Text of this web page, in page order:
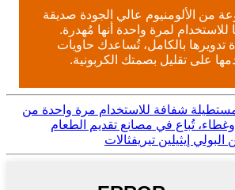
من الألومنيوم عالي الجودة صديقة
للاستخدام لمرة واحدة أنها مُهدرة.
تدويرها بالكامل، تُساعدك حاويات
على تقليل بصمتك الكربونية.
شفافة للاستخدام مرة واحدة من
تُباع في مصانع تقديم الطعام
إيثيلين تيريفثالات